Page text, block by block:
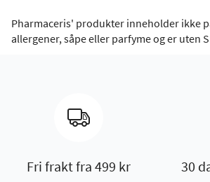
Pharmaceris' produkter inneholder ikke
allergener, såpe eller parfyme og er uten
Fri frakt fra 499 kr 30